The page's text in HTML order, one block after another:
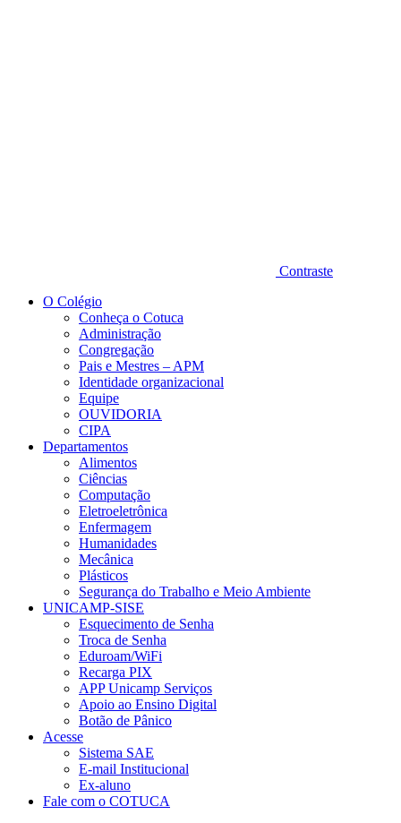
Contraste
O Colégio
Conheça o Cotuca
Administração
Congregação
Pais e Mestres – APM
Identidade organizacional
Equipe
OUVIDORIA
CIPA
Departamentos
Alimentos
Ciências
Computação
Eletroeletrônica
Enfermagem
Humanidades
Mecânica
Plásticos
Segurança do Trabalho e Meio Ambiente
UNICAMP-SISE
Esquecimento de Senha
Troca de Senha
Eduroam/WiFi
Recarga PIX
APP Unicamp Serviços
Apoio ao Ensino Digital
Botão de Pânico
Acesse
Sistema SAE
E-mail Institucional
Ex-aluno
Fale com o COTUCA